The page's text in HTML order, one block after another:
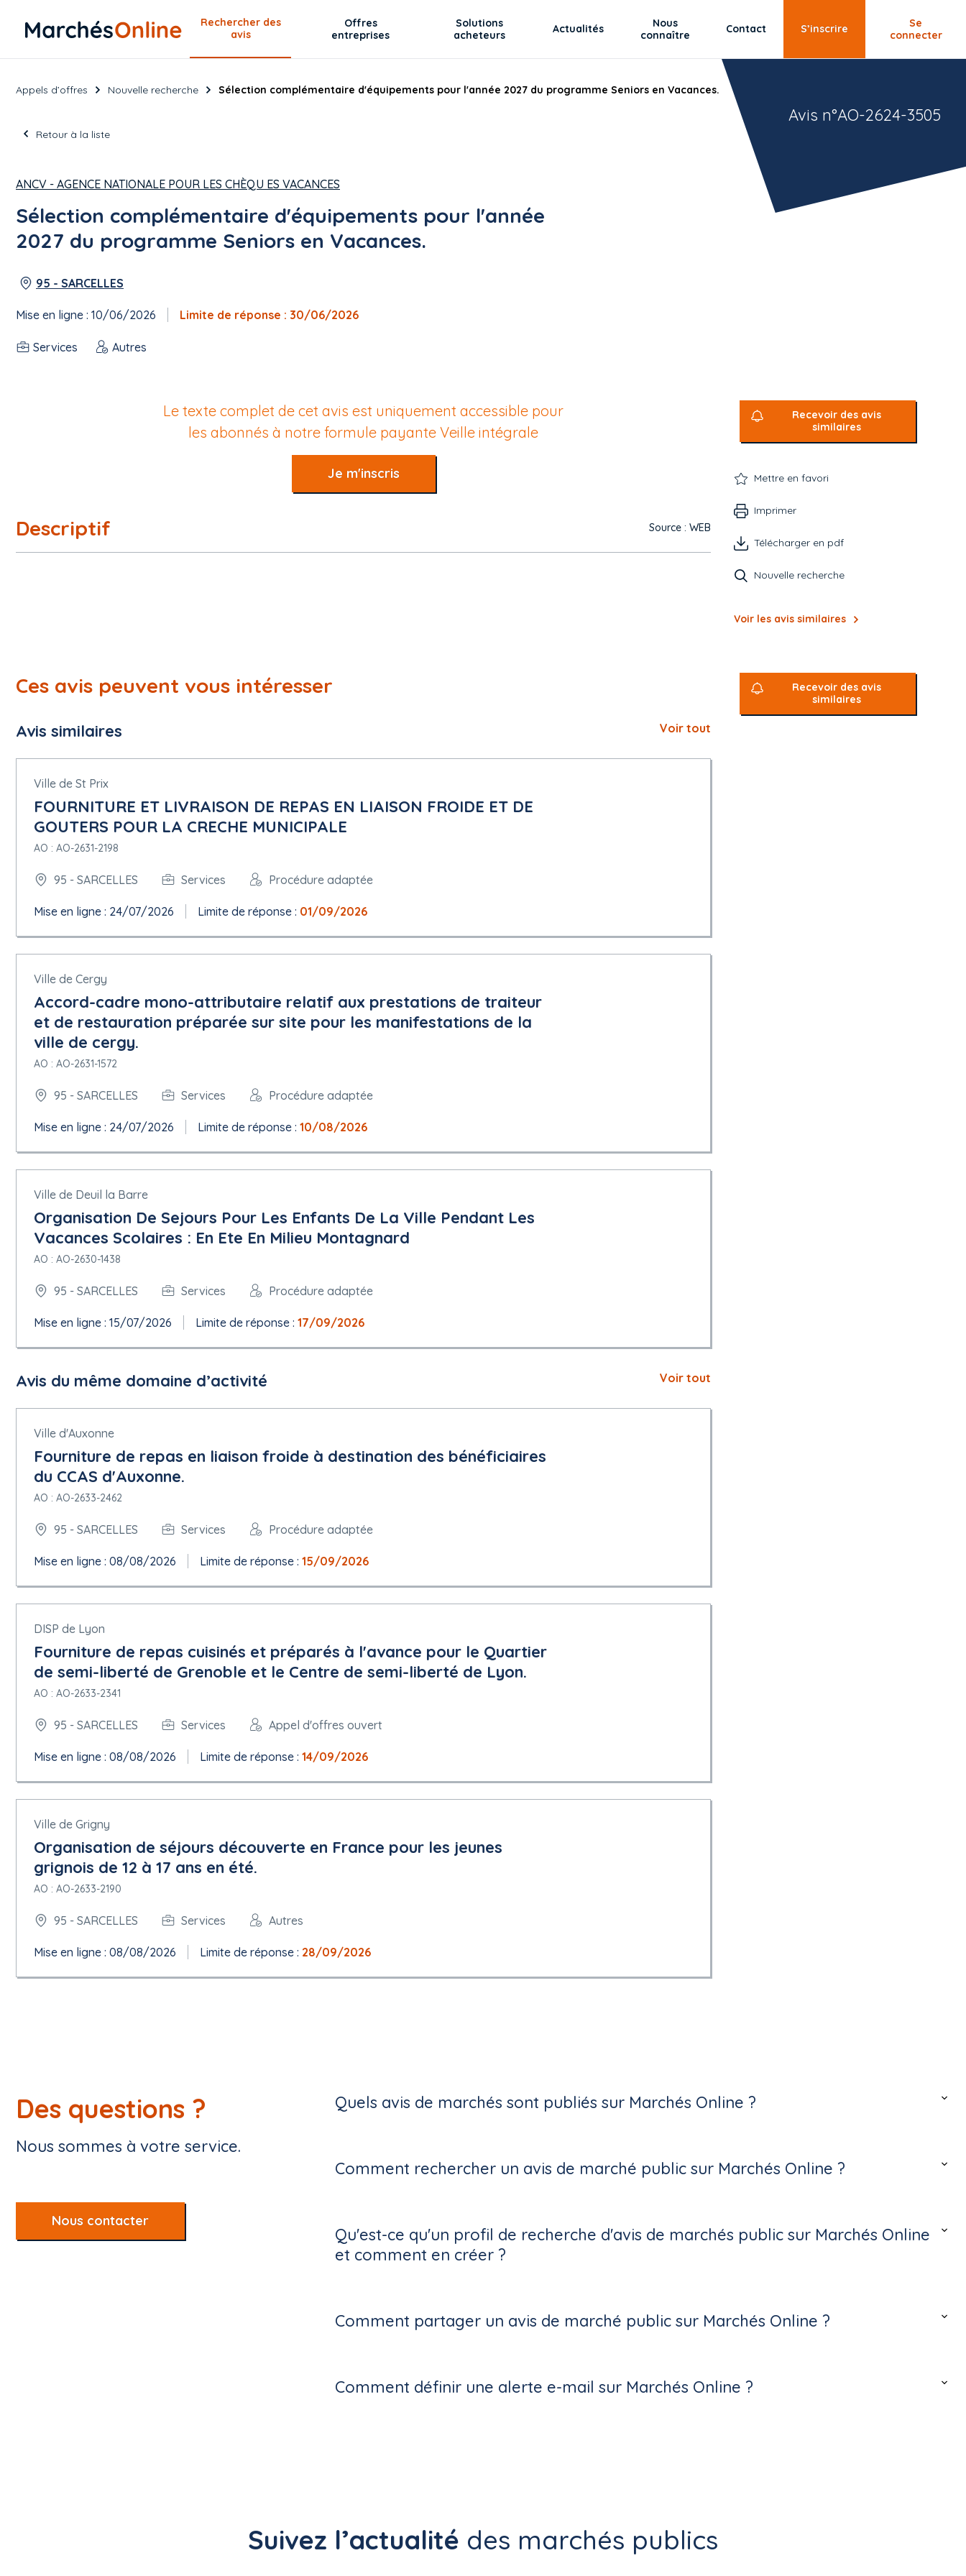
Rechercher des
avis
Offres
entreprises
Solutions
acheteurs
Actualités
Nous
connaître
Contact S’inscrire
Se
connecter
Appels d’offres Nouvelle recherche Sélection complémentaire d'équipements pour l'année 2027 du programme Seniors en Vacances.
Retour à la liste
ANCV - AGENCE NATIONALE POUR LES CHÈQU ES VACANCES
Sélection complémentaire d'équipements pour l'année
2027 du programme Seniors en Vacances.
95 - SARCELLES
Mise en ligne : 10/06/2026 Limite de réponse : 30/06/2026
Services Autres
Avis n°AO-2624-3505
Le texte complet de cet avis est uniquement accessible pour
les abonnés à notre formule payante Veille intégrale
Je m'inscris
Descriptif Source : WEB
Recevoir des avis
similaires
Mettre en favori
Imprimer
Télécharger en pdf
Nouvelle recherche
Voir les avis similaires
Ces avis peuvent vous intéresser
Avis similaires Voir tout
Ville de St Prix
FOURNITURE ET LIVRAISON DE REPAS EN LIAISON FROIDE ET DE
GOUTERS POUR LA CRECHE MUNICIPALE
AO : AO-2631-2198
95 - SARCELLES Services Procédure adaptée
Mise en ligne : 24/07/2026 Limite de réponse : 01/09/2026
Ville de Cergy
Accord-cadre mono-attributaire relatif aux prestations de traiteur
et de restauration préparée sur site pour les manifestations de la
ville de cergy.
AO : AO-2631-1572
95 - SARCELLES Services Procédure adaptée
Mise en ligne : 24/07/2026 Limite de réponse : 10/08/2026
Ville de Deuil la Barre
Organisation De Sejours Pour Les Enfants De La Ville Pendant Les
Vacances Scolaires : En Ete En Milieu Montagnard
AO : AO-2630-1438
95 - SARCELLES Services Procédure adaptée
Mise en ligne : 15/07/2026 Limite de réponse : 17/09/2026
Avis du même domaine d’activité Voir tout
Ville d'Auxonne
Fourniture de repas en liaison froide à destination des bénéficiaires
du CCAS d'Auxonne.
AO : AO-2633-2462
95 - SARCELLES Services Procédure adaptée
Mise en ligne : 08/08/2026 Limite de réponse : 15/09/2026
DISP de Lyon
Fourniture de repas cuisinés et préparés à l'avance pour le Quartier
de semi-liberté de Grenoble et le Centre de semi-liberté de Lyon.
AO : AO-2633-2341
95 - SARCELLES Services Appel d'offres ouvert
Mise en ligne : 08/08/2026 Limite de réponse : 14/09/2026
Ville de Grigny
Organisation de séjours découverte en France pour les jeunes
grignois de 12 à 17 ans en été.
AO : AO-2633-2190
95 - SARCELLES Services Autres
Mise en ligne : 08/08/2026 Limite de réponse : 28/09/2026
Recevoir des avis
similaires
Des questions ?
Nous sommes à votre service.
Nous contacter
Quels avis de marchés sont publiés sur Marchés Online ?
Comment rechercher un avis de marché public sur Marchés Online ?
Qu'est-ce qu'un profil de recherche d'avis de marchés public sur Marchés Online
et comment en créer ?
Comment partager un avis de marché public sur Marchés Online ?
Comment définir une alerte e-mail sur Marchés Online ?
Suivez l’actualité des marchés publics